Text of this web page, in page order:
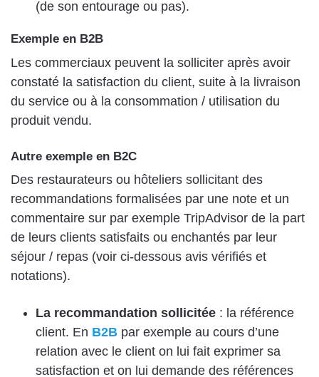
(de son entourage ou pas).
Exemple en B2B
Les commerciaux peuvent la solliciter après avoir
constaté la satisfaction du client, suite à la livraison
du service ou à la consommation / utilisation du
produit vendu.
Autre exemple en B2C
Des restaurateurs ou hôteliers sollicitant des
recommandations formalisées par une note et un
commentaire sur par exemple TripAdvisor de la part
de leurs clients satisfaits ou enchantés par leur
séjour / repas (voir ci-dessous avis vérifiés et
notations).
La recommandation sollicitée : la référence
client. En B2B par exemple au cours d’une
relation avec le client on lui fait exprimer sa
satisfaction et on lui demande des références